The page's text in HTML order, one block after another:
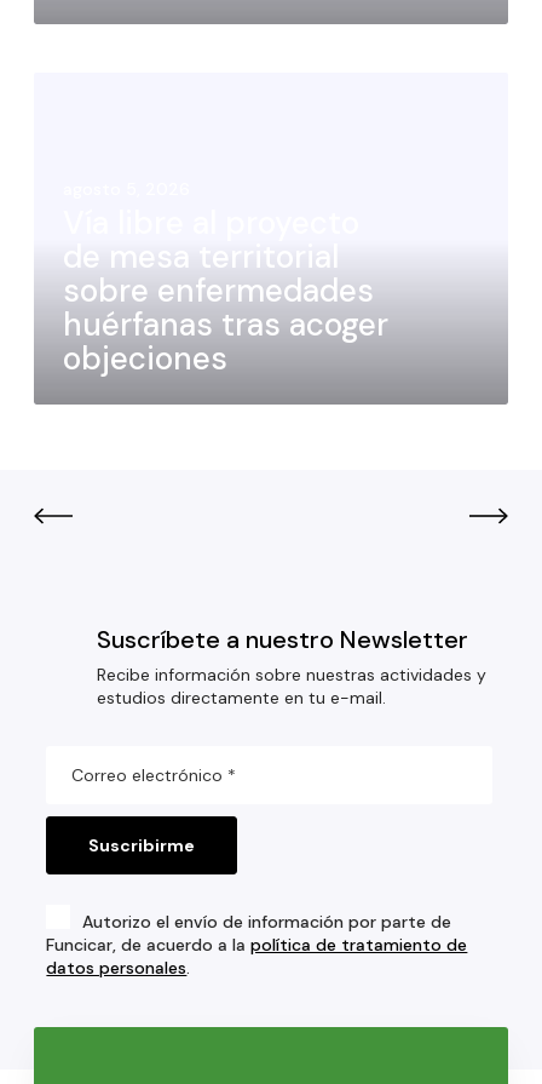
de mesa territorial
sobre enfermedades
huérfanas tras acoger
objeciones
Suscríbete a nuestro Newsletter
Recibe información sobre nuestras actividades y
estudios directamente en tu e-mail.
Autorizo el envío de información por parte de
Funcicar, de acuerdo a lapolítica de tratamiento de
datos personales.